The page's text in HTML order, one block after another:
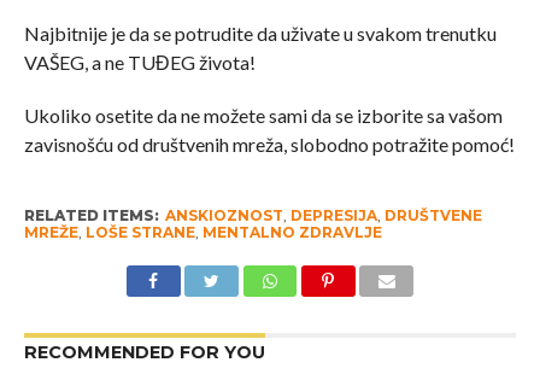
Najbitnije je da se potrudite da uživate u svakom trenutku
VAŠEG, a ne TUĐEG života!
Ukoliko osetite da ne možete sami da se izborite sa vašom
zavisnošću od društvenih mreža, slobodno potražite pomoć!
RELATED ITEMS: ANSKIOZNOST DEPRESIJA, DRUŠTVENE
MREŽE, LOŠE STRANE, MENTALNO ZDRAVLJE
RECOMMENDED FOR YOU